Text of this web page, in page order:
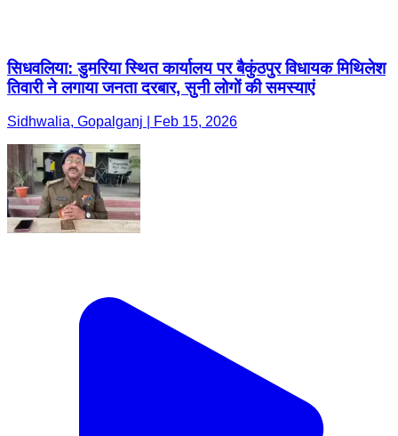
सिधवलिया: डुमरिया स्थित कार्यालय पर बैकुंठपुर विधायक मिथिलेश
तिवारी ने लगाया जनता दरबार, सुनी लोगों की समस्याएं
Sidhwalia, Gopalganj | Feb 15, 2026